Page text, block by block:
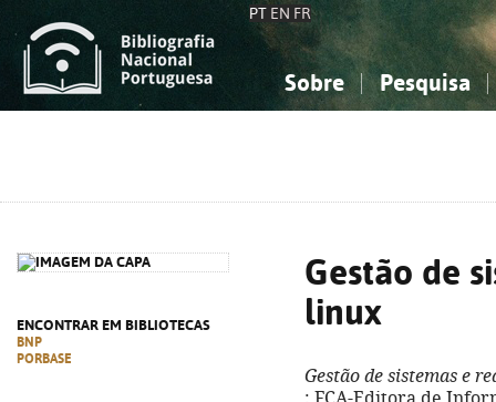
PT EN FR
Sobre Pesquisa
ENCONTRAR EM BIBLIOTECAS
BNP
PORBASE
Gestão de
linux
Gestão de sistemas e